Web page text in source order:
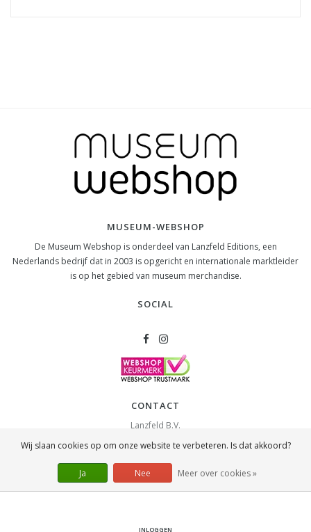
MUSEUM-WEBSHOP
De Museum Webshop is onderdeel van Lanzfeld Editions, een
Nederlands bedrijf dat in 2003 is opgericht en internationale marktleider
is op het gebied van museum merchandise.
SOCIAL
CONTACT
Lanzfeld B.V.
Spiegelstraat 10
info@lanzfeld.nl
088 33 66 990
INLOGGEN
Wij slaan cookies op om onze website te verbeteren. Is dat akkoord?
Ja Nee Meer over cookies »